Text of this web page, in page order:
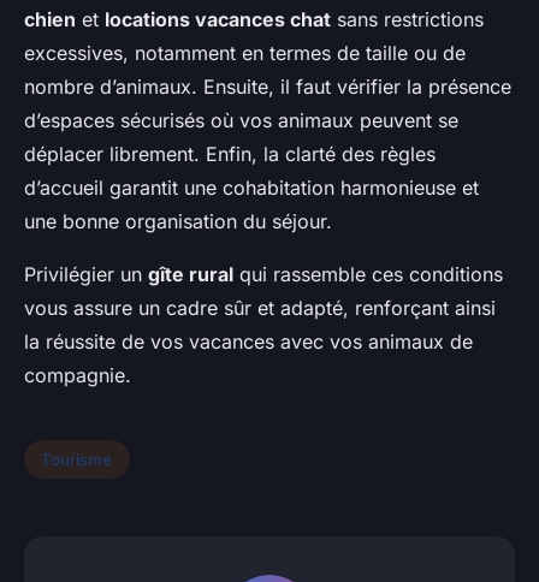
chien et locations vacances chat sans restrictions
excessives, notamment en termes de taille ou de
nombre d’animaux. Ensuite, il faut vérifier la présence
d’espaces sécurisés où vos animaux peuvent se
déplacer librement. Enfin, la clarté des règles
d’accueil garantit une cohabitation harmonieuse et
une bonne organisation du séjour.
Privilégier un gîte rural qui rassemble ces conditions
vous assure un cadre sûr et adapté, renforçant ainsi
la réussite de vos vacances avec vos animaux de
compagnie.
Tourisme